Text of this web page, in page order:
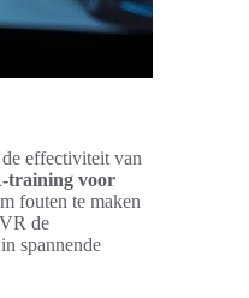
effectiviteit van
training voor
fouten te maken
de
spannende